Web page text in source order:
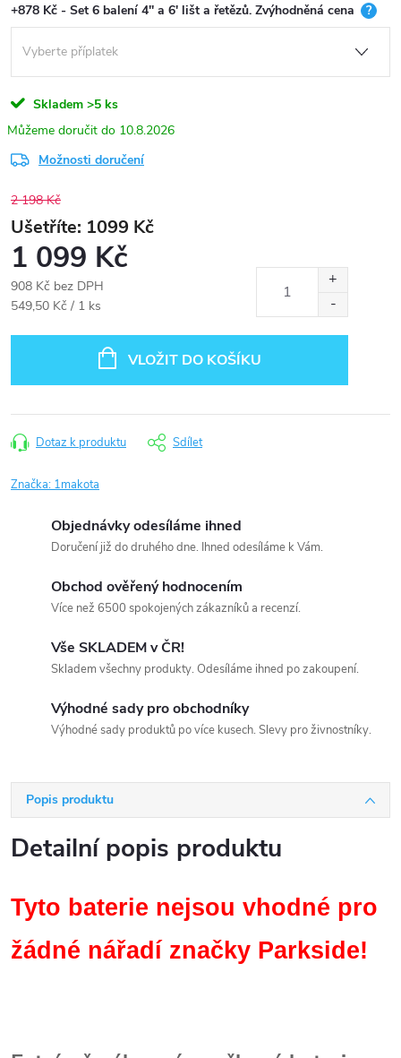
+878 Kč - Set 6 balení 4'' a 6' lišt a řetězů. Zvýhodněná cena ?
Skladem >5 ks
10.8.2026
Možnosti doručení
2 198 Kč
1099
1 099 Kč
908 Kč bez DPH
Měrná
549,50 Kč / 1 ks
VLOŽIT DO KOŠÍKU
Dotaz k produktu Sdílet
Značka: 1makota
Objednávky odesíláme ihned
Doručení již do druhého dne. Ihned odesíláme k Vám.
Obchod ověřený hodnocením
Více než 6500 spokojených zákazníků a recenzí.
Vše SKLADEM v ČR!
Skladem všechny produkty. Odesíláme ihned po zakoupení.
Výhodné sady pro obchodníky
Výhodné sady produktů po více kusech. Slevy pro živnostníky.
Popis produktu
Detailní popis produktu
Tyto baterie nejsou vhodné pro
žádné nářadí značky Parkside!